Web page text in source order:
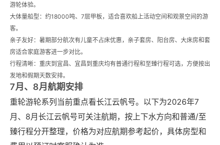
游轮体验。
大体量船型：约18000吨、7层甲板，适合喜欢船上活动空间和观景空间的游
客。
亲子友好：暑期部分航次有儿童不占床优惠，亲子套房、阳台房、大床房和套
房适合家庭游客进一步对比。
行程清晰：重庆到宜昌、宜昌到重庆均有普通行程和至臻行程可选，方便按出
发地和假期天数安排。
7月、8月航期安排
重轮游轮系列当前重点看长江云帆号。以下为2026年7
月、8月长江云帆号可关注航期，按上下水方向和普通/至
臻行程分开整理，价格为对应航期参考起价，具体房型和